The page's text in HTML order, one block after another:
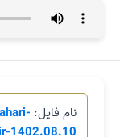
نام فایل:
1402.08.10